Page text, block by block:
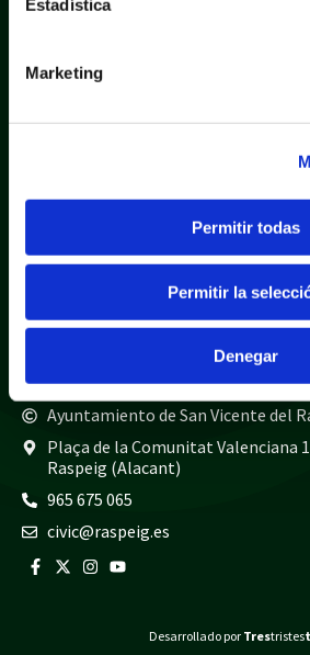
Estadística
Marketing
Permitir todas
Permitir la
Denegar
Aviso
Política de cookies
Mapa
Teléfonos de
Guardia civil
Ayuntamiento de San Vicente del
Plaça de la Comunitat Valenciana
Raspeig (Alacant)
965 675 065
civic@raspeig.es
Desarrollado por Trestristes